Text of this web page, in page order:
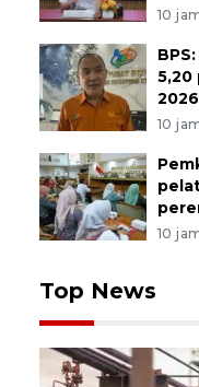
10
5,20
2026
10
10
Top News